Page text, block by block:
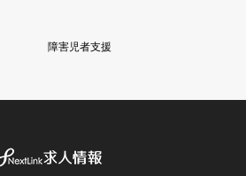
障害児者支援